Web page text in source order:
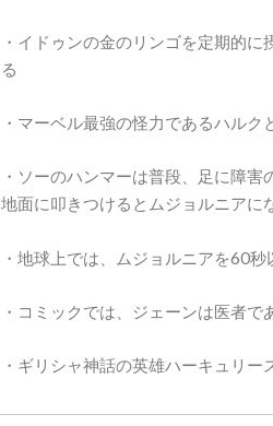
・イドゥンの金のリンゴを定期的
る
・マーベル最強の怪力であるハル
・ソーのハンマーは普段、足に障
地面に叩きつけるとムジョルニアに
・地球上では、ムジョルニアを60
・コミックでは、ジェーンは医者
・ギリシャ神話の英雄ハーキュリ